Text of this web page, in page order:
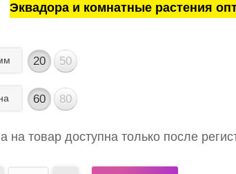
Эквадора и комнатные растения
20 50
60 80
на товар доступна только после